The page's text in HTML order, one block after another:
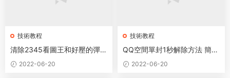
技術教程
清除2345看圖王和好壓的彈窗
廣告2022-06-20
技術教程
QQ空間單封1秒解除方法 簡單
無腦2022-06-20